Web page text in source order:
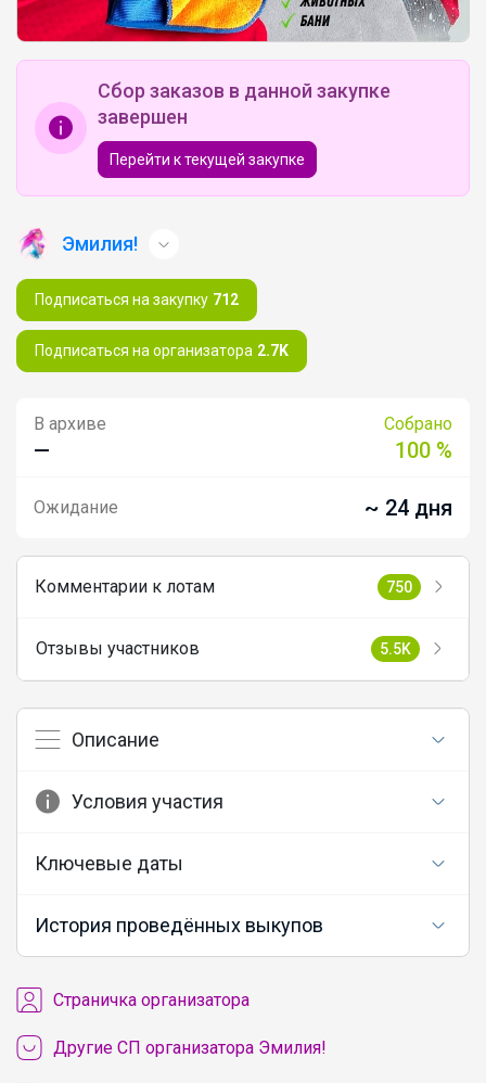
Сбор заказов в данной закупке
завершен
Перейти к текущей закупке
Эмилия!
Подписаться на закупку 712
Подписаться на организатора 2.7K
В архиве
—
Собрано
100 %
Ожидание ~ 24 дня
Комментарии к лотам 750
Отзывы участников 5.5K
Описание
Условия участия
Ключевые даты
История проведённых выкупов
Cтраничка организатора
Другие СП организатора Эмилия!